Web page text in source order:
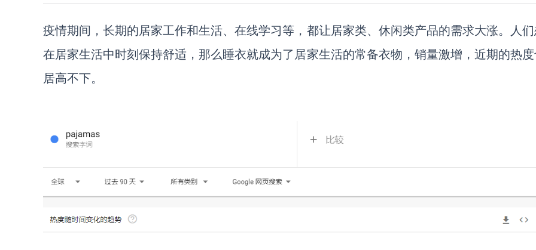
疫情期间，长期的居家工作和生活、在线学习等，都让居家类、休闲类产品的需求大涨。人
在居家生活中时刻保持舒适，那么睡衣就成为了居家生活的常备衣物，销量激增，近期的热
居高不下。